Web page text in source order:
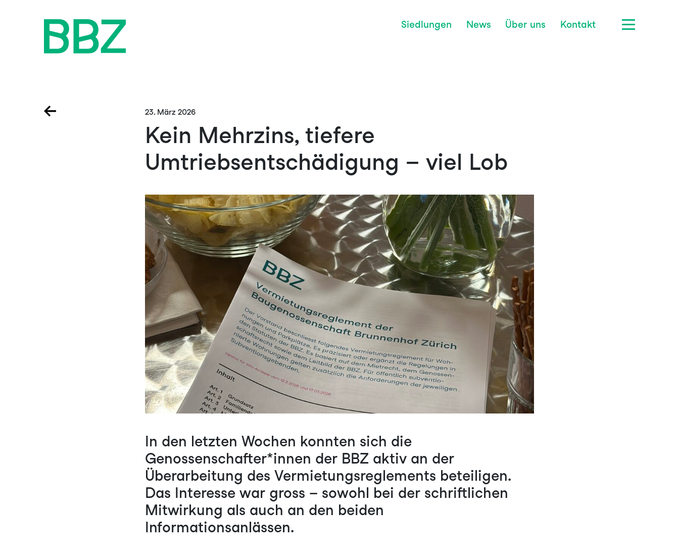
Siedlungen News Über uns Kontakt
← 23. März 2026
Kein Mehrzins, tiefere
Umtriebsentschädigung – viel Lob
In den letzten Wochen konnten sich die
Genossenschafter*innen der BBZ aktiv an der
Überarbeitung des Vermietungsreglements beteiligen.
Das Interesse war gross – sowohl bei der schriftlichen
Mitwirkung als auch an den beiden
Informationsanlässen.